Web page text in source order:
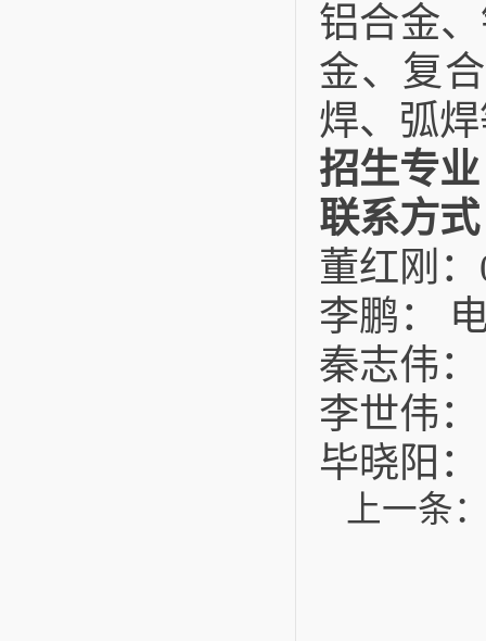
铝合金
金、复
焊、弧
招生专
联系方
董红刚
李鹏：
秦志伟
李世伟
毕晓阳
上一条